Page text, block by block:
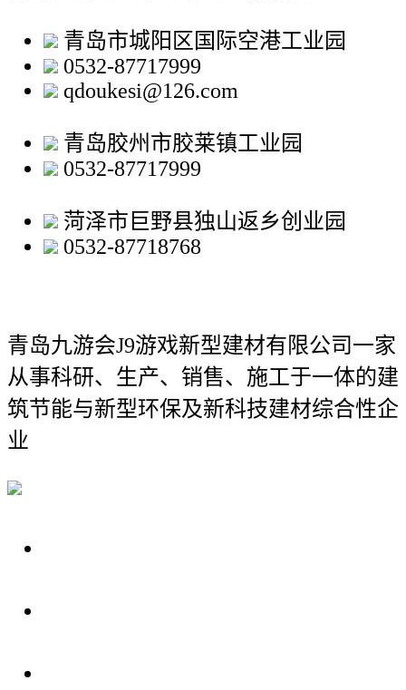
青岛市城阳区国际空港工业园
0532-87717999
qdoukesi@126.com
青岛胶州市胶莱镇工业园
0532-87717999
菏泽市巨野县独山返乡创业园
0532-87718768
青岛九游会J9游戏新型建材有限公司一家
从事科研、生产、销售、施工于一体的建
筑节能与新型环保及新科技建材综合性企
业